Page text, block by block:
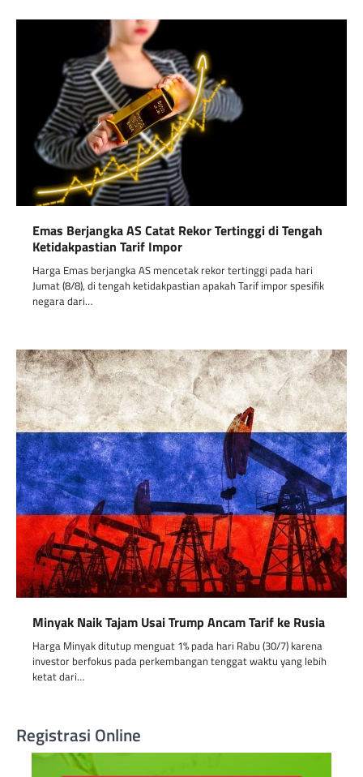
Emas Berjangka AS Catat Rekor Tertinggi di Tengah
Ketidakpastian Tarif Impor
Harga Emas berjangka AS mencetak rekor tertinggi pada hari
Jumat (8/8), di tengah ketidakpastian apakah Tarif impor spesifik
negara dari…
Minyak Naik Tajam Usai Trump Ancam Tarif ke Rusia
Harga Minyak ditutup menguat 1% pada hari Rabu (30/7) karena
investor berfokus pada perkembangan tenggat waktu yang lebih
ketat dari…
Registrasi Online